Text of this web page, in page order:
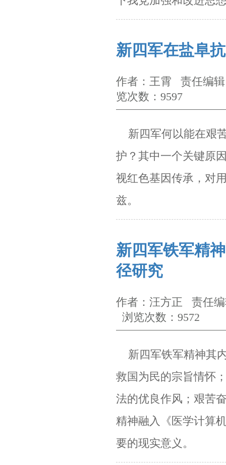
新四军在盐阜
作者：王霄 责任编
览次数：9597
新四军何以能在艰
护？其中一个关键原
视红色基因传承，对
兹。
新四军铁军精
径研究
作者：汪方正 责任
浏览次数：9572
新四军铁军精神其
救国为民的宗旨情怀
法的优良作风；艰苦
精神融入《医学计算
要的现实意义。